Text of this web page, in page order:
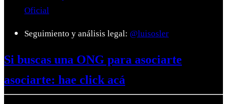
Oficial
Seguimiento y análisis legal: @luisosler
Si buscas una ONG para asociarte
asociarte: hae click acá